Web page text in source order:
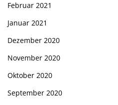
Februar 2021
Januar 2021
Dezember 2020
November 2020
Oktober 2020
September 2020